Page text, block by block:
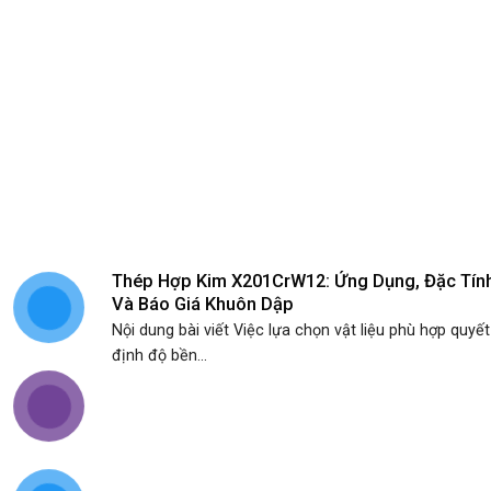
Thép Hợp Kim X201CrW12: Ứng Dụng, Đặc
Và Báo Giá Khuôn Dập
Nội dung bài viết Việc lựa chọn vật liệu phù hợp quyết
định độ bền...